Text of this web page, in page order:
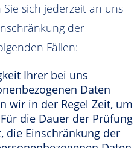
sich jederzeit an uns
der
Fällen:
Ihrer bei uns
Daten
wir in der Regel Zeit, um
die Dauer der Prüfung
die Einschränkung der